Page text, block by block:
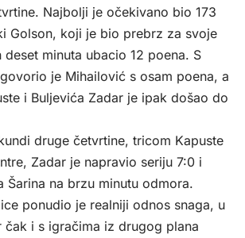
Najbolji je očekivano bio 173
Golson, koji je bio prebrz za svoje
minuta ubacio 12 poena. S
je Mihailović s osam poena, a
i Buljevića Zadar je ipak došao do
druge četvrtine, tricom Kapuste
Zadar je napravio seriju 7:0 i
Šarina na brzu minutu odmora.
ponudio je realniji odnos snaga, u
čak i s igračima iz drugog plana